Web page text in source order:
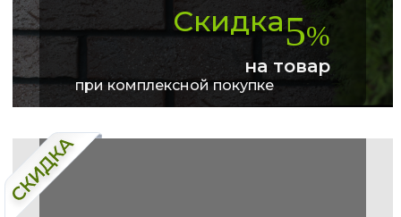
Скидка5%
на товар
при комплексной покупке